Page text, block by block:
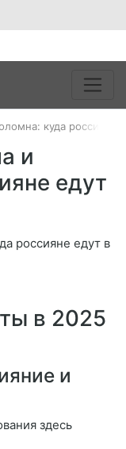
куда россияне
и
едут
в 2025
и
здесь